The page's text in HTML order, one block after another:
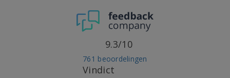
Vindict
761 beoordelingen
9.3/10